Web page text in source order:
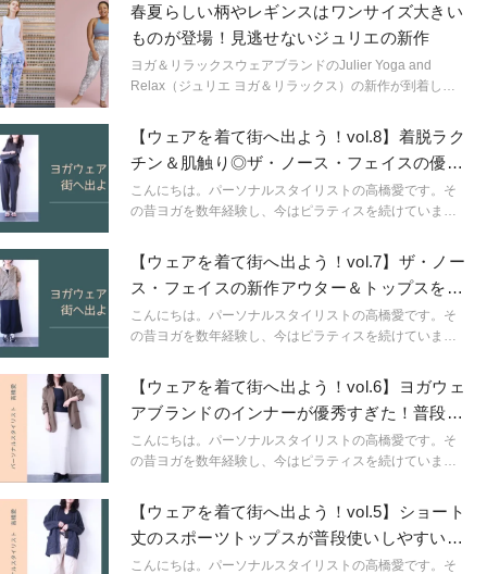
春夏らしい柄やレギンスはワンサイズ大きい
ものが登場！見逃せないジュリエの新作
ヨガ＆リラックスウェアブランドのJulier Yoga and
Relax（ジュリエ ヨガ＆リラックス）の新作が到着しま
らに沢山の方に合うサイズ展開となったので必見です。
【ウェアを着て街へ出よう！vol.8】着脱ラク
チン＆肌触り◎ザ・ノース・フェイスの優秀
アイテム
こんにちは。パーソナルスタイリストの高橋愛です。そ
の昔ヨガを数年経験し、今はピラティスを続けていま
着て街へ出よう！」をコンセプトに、人気のヨガウェア
＆スポーツウェアブランドからいつものスタイリングに
も取り入れやすいウェアを見つけ出し、コーディネート
していきます。 みんな大好き「ザ・ノース・フェイ
ス」。私も大好きで、プライベートでもちょこちょこ見
見せて頂きました。 その中から使えるアイテムを選んで
みたので、シェアさせてください！
【ウェアを着て街へ出よう！vol.7】ザ・ノー
ス・フェイスの新作アウター＆トップスをデ
イリー使い
こんにちは。パーソナルスタイリストの高橋愛です。そ
の昔ヨガを数年経験し、今はピラティスを続けていま
着て街へ出よう！」をコンセプトに、人気のヨガウェア
＆スポーツウェアブランドからいつものスタイリングに
も取り入れやすいウェアを見つけ出し、コーディネート
していきます。
【ウェアを着て街へ出よう！vol.6】ヨガウェ
アブランドのインナーが優秀すぎた！普段使
いにも◎
こんにちは。パーソナルスタイリストの高橋愛です。そ
の昔ヨガを数年経験し、今はピラティスを続けていま
着て街へ出よう！」をコンセプトに、人気のヨガウェア
＆スポーツウェアブランドからいつものスタイリングに
も取り入れやすいウェアを見つけ出し、コーディネート
していきます。 今回はガチ愛用品のインナーを使ってコ
【ウェアを着て街へ出よう！vol.5】ショート
丈のスポーツトップスが普段使いしやすい理
由とは？
こんにちは。パーソナルスタイリストの高橋愛です。そ